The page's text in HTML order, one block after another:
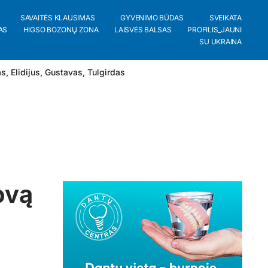
SAVAITĖS KLAUSIMAS GYVENIMO BŪDAS
SVEIKATA
HIGSO BOZONŲ ZONA LAISVĖS BALSAS
PROFILIS_JAUNI
SU UKRAINA
, Elidijus, Gustavas, Tulgirdas